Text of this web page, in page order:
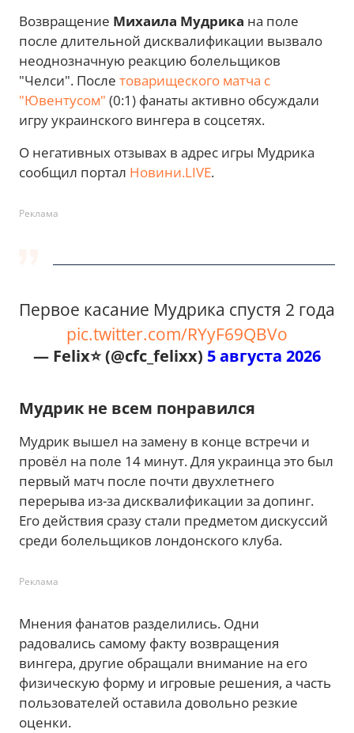
Возвращение Михаила Мудрика на поле
после длительной дисквалификации вызвало
неоднозначную реакцию болельщиков
"Челси". После товарищеского матча с
"Ювентусом" (0:1) фанаты активно обсуждали
игру украинского вингера в соцсетях.
О негативных отзывах в адрес игры Мудрика
сообщил портал Новини.LIVE.
Реклама
Первое касание Мудрика спустя 2 года
pic.twitter.com/RYyF69QBVo
— Felix⭐️ (@cfc_felixx) 5 августа 2026
Мудрик не всем понравился
Мудрик вышел на замену в конце встречи и
провёл на поле 14 минут. Для украинца это был
первый матч после почти двухлетнего
перерыва из-за дисквалификации за допинг.
Его действия сразу стали предметом дискуссий
среди болельщиков лондонского клуба.
Реклама
Мнения фанатов разделились. Одни
радовались самому факту возвращения
вингера, другие обращали внимание на его
физическую форму и игровые решения, а часть
пользователей оставила довольно резкие
оценки.